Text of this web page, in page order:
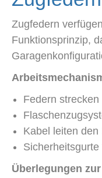
Zugfedern
Funktionsprinzip,
Federn
Kabel leiten den
Überlegungen